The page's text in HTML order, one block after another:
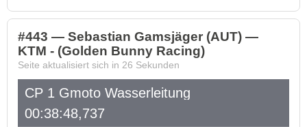
#443 — Sebastian Gamsjäger (AUT) —
KTM - (Golden Bunny Racing)
Seite aktualisiert sich in 26 Sekunden
CP 1 Gmoto Wasserleitung
00:38:48,737